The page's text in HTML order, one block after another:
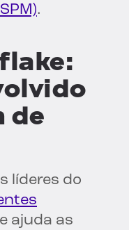
.
de
líderes do
ajuda as